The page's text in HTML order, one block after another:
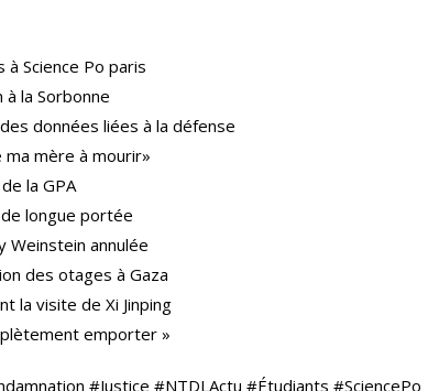
Science Po paris
à la Sorbonne
données liées à la défense
ma mère à mourir»
la GPA
longue portée
Weinstein annulée
des otages à Gaza
la visite de Xi Jinping
emporter »
#Justice #NTDLActu #Étudiants #SciencePo